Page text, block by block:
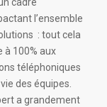
l’ensemble
: tout cela
à 100% aux
téléphoniques
des équipes.
a grandement